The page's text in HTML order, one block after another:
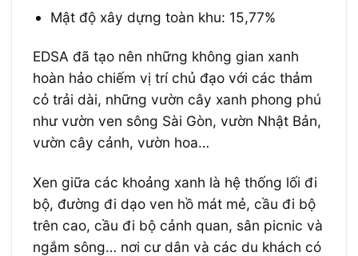
Mật độ xây dựng toàn khu: 15,77%
EDSA đã tạo nên những không gian xanh
hoàn hảo chiếm vị trí chủ đạo với các thảm
cỏ trải dài, những vườn cây xanh phong phú
như vườn ven sông Sài Gòn, vườn Nhật Bản,
vườn cây cảnh, vườn hoa…
Xen giữa các khoảng xanh là hệ thống lối đi
bộ, đường đi dạo ven hồ mát mẻ, cầu đi bộ
trên cao, cầu đi bộ cảnh quan, sân picnic và
ngắm sông… nơi cư dân và các du khách có